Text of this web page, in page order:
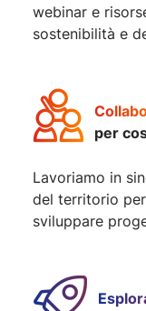
webinar e
sostenibilità e
per
Lavoriamo in
del territorio
sviluppare